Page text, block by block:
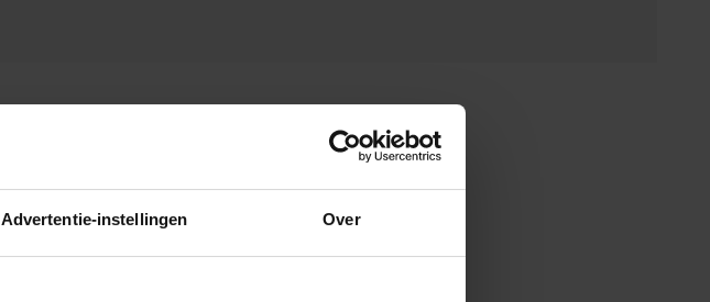
Advertentie-instellingen Over